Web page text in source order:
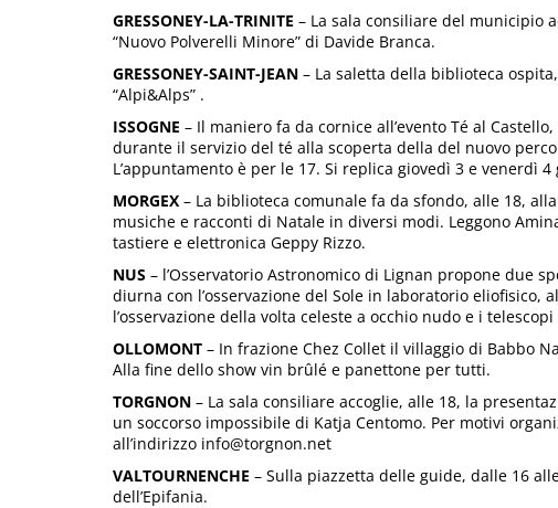
GRESSONEY-LA-TRINITE – La sala consiliare del municipio
“Nuovo Polverelli Minore” di Davide Branca.
GRESSONEY-SAINT-JEAN – La saletta della biblioteca
“Alpi&Alps” .
ISSOGNE – Il maniero fa da cornice all’evento Té al
durante il servizio del té alla scoperta della del nuovo
L’appuntamento è per le 17. Si replica giovedì 3 e venerdì 4
MORGEX – La biblioteca comunale fa da sfondo, alle 18,
musiche e racconti di Natale in diversi modi. Leggono
tastiere e elettronica Geppy Rizzo.
NUS – l’Osservatorio Astronomico di Lignan propone due
diurna con l’osservazione del Sole in laboratorio eliofisico,
l’osservazione della volta celeste a occhio nudo e i
OLLOMONT – In frazione Chez Collet il villaggio di Babbo
Alla fine dello show vin brûlé e panettone per tutti.
TORGNON – La sala consiliare accoglie, alle 18, la
un soccorso impossibile di Katja Centomo. Per motivi
all’indirizzo info@torgnon.net
VALTOURNENCHE – Sulla piazzetta delle guide, dalle 16
dell’Epifania.